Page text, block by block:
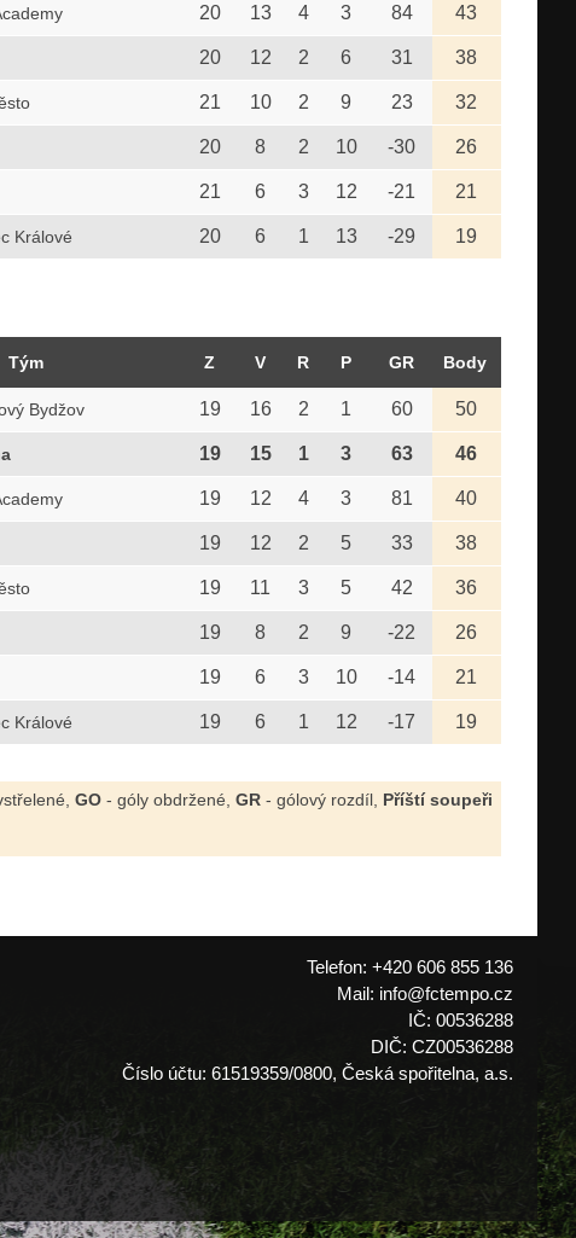
20 13 4 3 84 43
20 12 2 6 31 38
21 10 2 9 23 32
20 8 2 10 -30 26
21 6 3 12 -21 21
Králové 20 6 1 13 -29 19
Tým Z V R P GR Body
Bydžov 19 16 2 1 60 50
19 15 1 3 63 46
19 12 4 3 81 40
19 12 2 5 33 38
19 11 3 5 42 36
19 8 2 9 -22 26
19 6 3 10 -14 21
Králové 19 6 1 12 -17 19
GO - góly obdržené, GR - gólový rozdíl,
Příští soupeři
Telefon: +420 606 855 136
Mail: info@fctempo.cz
IČ: 00536288
DIČ: CZ00536288
Číslo účtu: 61519359/0800, Česká spořitelna, a.s.